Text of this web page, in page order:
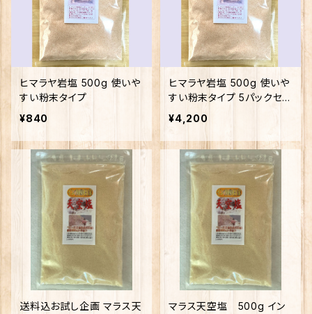
ヒマラヤ岩塩 500g 使いや
すい粉末タイプ
¥840
ヒマラヤ岩塩 500g 使いや
すい粉末タイプ 5パックセッ
ト送料無料
¥4,200
送料込お試し企画 マラス天
マラス天空塩 500g イン